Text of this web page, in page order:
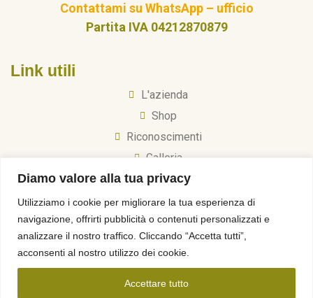
Diamo valore alla tua privacy
Utilizziamo i cookie per migliorare la tua esperienza di
navigazione, offrirti pubblicità o contenuti personalizzati e
analizzare il nostro traffico. Cliccando “Accetta tutti”,
acconsenti al nostro utilizzo dei cookie.
Accettare tutto
Contattami su WhatsApp – ufficio
Partita IVA 04212870879
Link utili
L'azienda
Shop
Riconoscimenti
Galleria
Olio Extravergine Nocellara dell’Etna
Copyright © 2022InUnMinuto.it. Tutti i diritti sono riservati.